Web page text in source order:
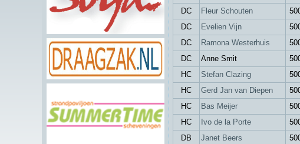
DC
Fleur Schouten
DC
Evelien Vijn
DC
Ramona Westerhuis
DC
Anne Smit
HC
Stefan Clazing
HC
Gerd Jan van Diepen
HC
Bas Meijer
HC
Ivo de la Porte
DB
Janet Beers